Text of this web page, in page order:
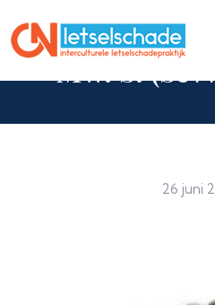
Mw. S.
26 juni